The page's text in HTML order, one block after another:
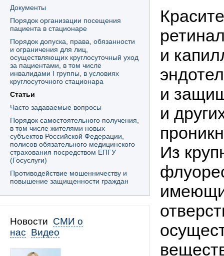
Документы
Порядок организации посещения
пациента в стационаре
Порядок допуска, права, обязанности
и ограничения для лиц,
осуществляющих круглосуточный уход
за пациентами, в том числе
инвалидами I группы, в условиях
круглосуточного стационара
Статьи
Часто задаваемые вопросы
Порядок самостоятельного получения,
в том числе жителями новых
субъектов Российской Федерации,
полисов обязательного медицинского
страхования посредством ЕПГУ
(Госуслуги)
Противодействие мошенничеству и
повышение защищенности граждан
Новости СМИ о
нас Видео
и
и
и
Из